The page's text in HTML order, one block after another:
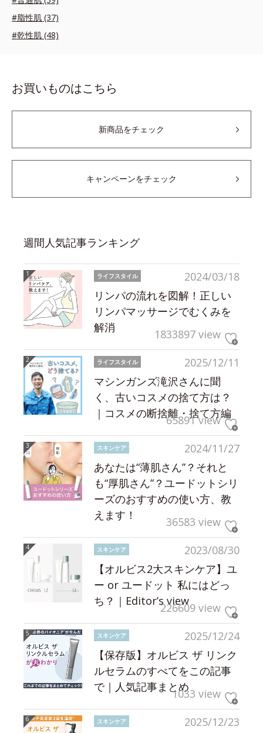
#脂性肌 (37)
#乾性肌 (48)
お買いものはこちら
新商品をチェック
キャンペーンをチェック
週間人気記事ランキング
2024/03/18
ライフスタイル
リンパの流れを図解！正しい
リンパマッサージでむくみを
解消
1833897 view
2025/12/11
ライフスタイル
マシンガンズ滝沢さんに聞
く、古いコスメの捨て方は？
｜コスメの断捨離・捨て方編
65891 view
2024/11/27
スキンケア
あなたは“薄肌さん”？それと
も“厚肌さん”？ユードットシリ
ーズのおすすめの使い方、教
えます！
36583 view
2023/08/30
スキンケア
【オルビス2大スキンケア】ユ
ー or ユードット 私にはどっ
ち？｜Editor’s view226609 view
2025/12/24
スキンケア
【保存版】オルビス ザ リンク
ルセラムのすべてをこの記事
で｜人気記事まとめ1033 view
2025/12/23
スキンケア